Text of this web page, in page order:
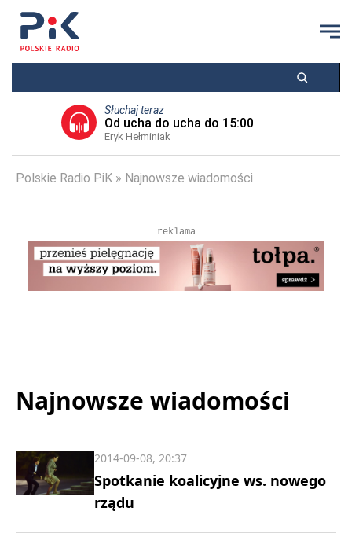
Słuchaj teraz
Od ucha do ucha do 15:00
Eryk Hełminiak
Polskie Radio PiK Najnowsze wiadomości
reklama
Najnowsze wiadomości
Spotkanie koalicyjne ws. nowego
rządu
2014-09-08, 20:37